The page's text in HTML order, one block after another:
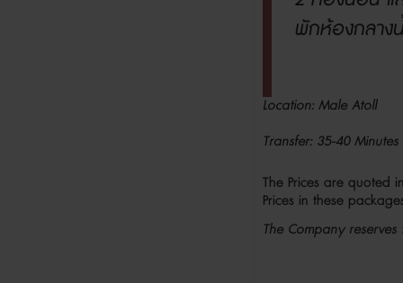
พักห้องกลาง
Location: Male Atoll
Transfer: 35-40
The Prices are quoted
Prices in these
The Company